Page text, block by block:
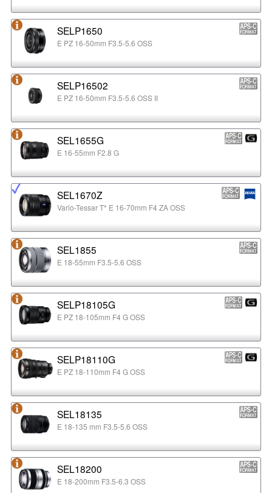
SELP1650
E PZ 16-50mm F3.5-5.6 OSS
SELP16502
E PZ 16-50mm F3.5-5.6 OSS II
SEL1655G
E 16-55mm F2.8 G
SEL1670Z
Vario-Tessar T* E 16-70mm F4 ZA OSS
SEL1855
E 18-55mm F3.5-5.6 OSS
SELP18105G
E PZ 18-105mm F4 G OSS
SELP18110G
E PZ 18-110mm F4 G OSS
SEL18135
E 18-135 mm F3.5-5.6 OSS
SEL18200
E 18-200mm F3.5-6.3 OSS